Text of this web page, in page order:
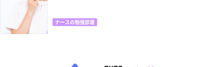
ナースの勉強部屋